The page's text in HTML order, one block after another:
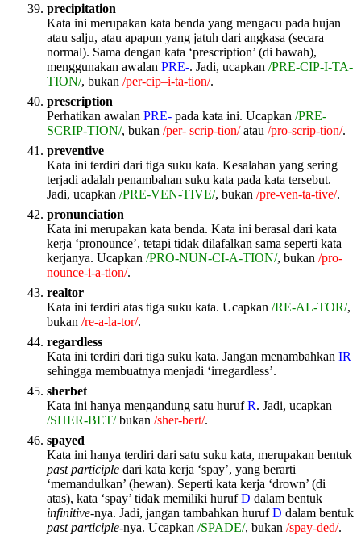
precipitation
Kata ini merupakan kata benda yang mengacu pada hujan
atau salju, atau apapun yang jatuh dari angkasa (secara
normal). Sama dengan kata ‘prescription’ (di bawah),
menggunakan awalan PRE-. Jadi, ucapkan /PRE-CIP-I-TA-
TION/, bukan /per-cip–i-ta-tion/.
prescription
Perhatikan awalan PRE- pada kata ini. Ucapkan /PRE-
SCRIP-TION/, bukan /per- scrip-tion/atau /pro-scrip-tion/.
preventive
Kata ini terdiri dari tiga suku kata. Kesalahan yang sering
terjadi adalah penambahan suku kata pada kata tersebut.
Jadi, ucapkan /PRE-VEN-TIVE/, bukan /pre-ven-ta-tive/.
pronunciation
Kata ini merupakan kata benda. Kata ini berasal dari kata
kerja ‘pronounce’, tetapi tidak dilafalkan sama seperti kata
kerjanya. Ucapkan /PRO-NUN-CI-A-TION/, bukan /pro-
nounce-i-a-tion/.
realtor
Kata ini terdiri atas tiga suku kata. Ucapkan /RE-AL-TOR/,
bukan /re-a-la-tor/.
regardless
Kata ini terdiri dari tiga suku kata. Jangan menambahkan IR
sehingga membuatnya menjadi ‘irregardless’.
sherbet
Kata ini hanya mengandung satu hurufR. Jadi, ucapkan
/SHER-BET/bukan /sher-bert/.
spayed
Kata ini hanya terdiri dari satu suku kata, merupakan bentuk
past participle dari kata kerja ‘spay’, yang berarti
‘memandulkan’ (hewan). Seperti kata kerja ‘drown’ (di
atas), kata ‘spay’ tidak memiliki hurufD dalam bentuk
infinitive-nya. Jadi, jangan tambahkan hurufD dalam bentuk
past participle-nya. Ucapkan /SPADE/, bukan /spay-ded/.